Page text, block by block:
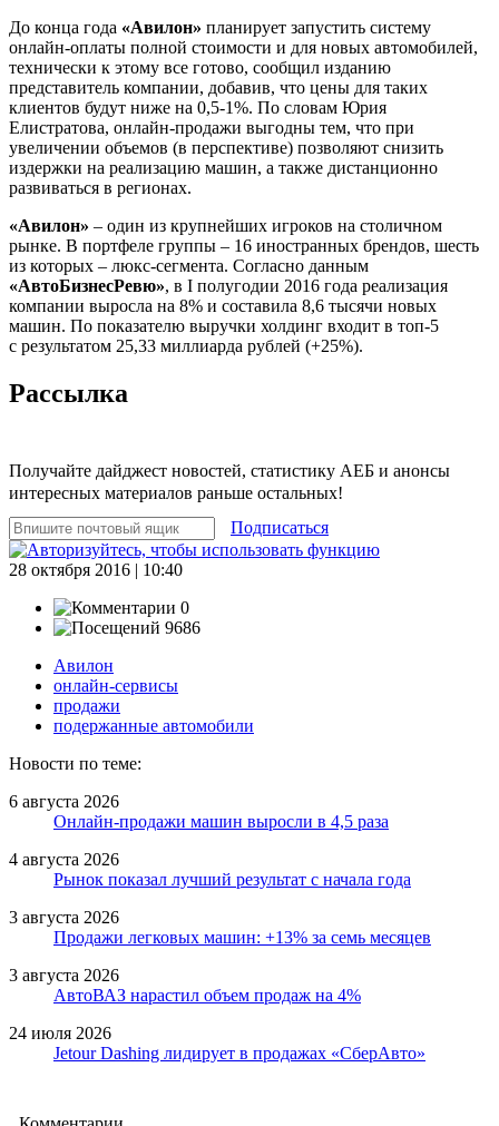
До конца года «Авилон» планирует запустить систему
онлайн-оплаты полной стоимости и для новых автомобилей,
технически к этому все готово, сообщил изданию
представитель компании, добавив, что цены для таких
клиентов будут ниже на 0,5-1%. По словам Юрия
Елистратова, онлайн-продажи выгодны тем, что при
увеличении объемов (в перспективе) позволяют снизить
издержки на реализацию машин, а также дистанционно
развиваться в регионах.
«Авилон» – один из крупнейших игроков на столичном
рынке. В портфеле группы – 16 иностранных брендов, шесть
из которых – люкс-сегмента. Согласно данным
«АвтоБизнесРевю», в I полугодии 2016 года реализация
компании выросла на 8% и составила 8,6 тысячи новых
машин. По показателю выручки холдинг входит в топ-5
с результатом 25,33 миллиарда рублей (+25%).
Рассылка
Получайте дайджест новостей, статистику АЕБ и анонсы
интересных материалов раньше остальных!
Подписаться
28 октября 2016 | 10:40
0
9686
Авилон
онлайн-сервисы
продажи
подержанные автомобили
Новости по теме:
6 августа 2026
Онлайн-продажи машин выросли в 4,5 раза
4 августа 2026
Рынок показал лучший результат с начала года
3 августа 2026
Продажи легковых машин: +13% за семь месяцев
3 августа 2026
АвтоВАЗ нарастил объем продаж на 4%
24 июля 2026
Jetour Dashing лидирует в продажах «СберАвто»